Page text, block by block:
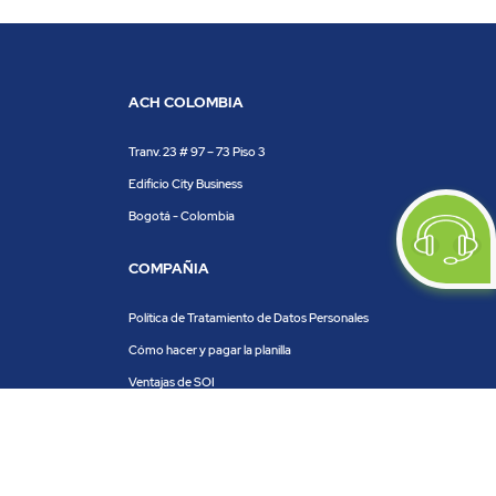
ACH COLOMBIA
Tranv. 23 # 97 – 73 Piso 3
Edificio City Business
Bogotá - Colombia
COMPAÑIA
Política de Tratamiento de Datos Personales
Cómo hacer y pagar la planilla
Ventajas de SOI